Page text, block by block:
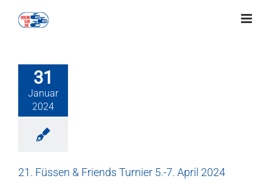
Inhalt
31
Januar
2024
21. Füssen & Friends Turnier 5.-7. April 2024